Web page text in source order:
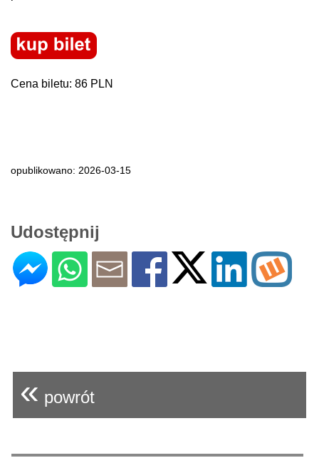
Cena biletu: 86 PLN
opublikowano: 2026-03-15
Udostępnij
« powrót